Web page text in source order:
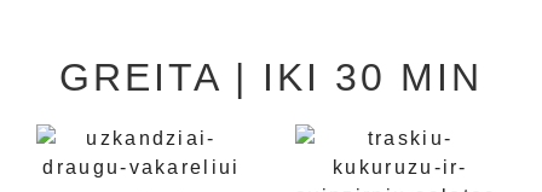
GREITA | IKI 30 MIN